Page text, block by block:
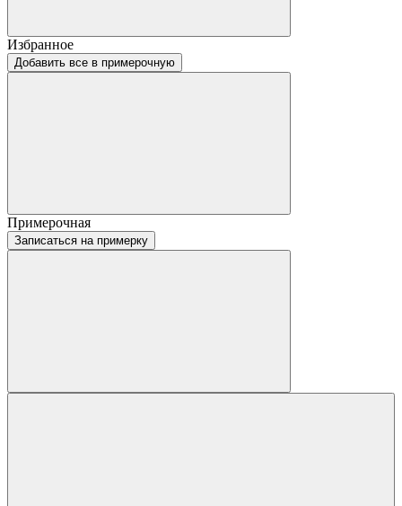
Избранное
Добавить все в примерочную
Примерочная
Записаться на примерку